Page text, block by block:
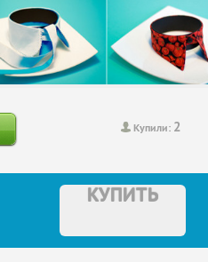
Купили: 2
КУПИТЬ